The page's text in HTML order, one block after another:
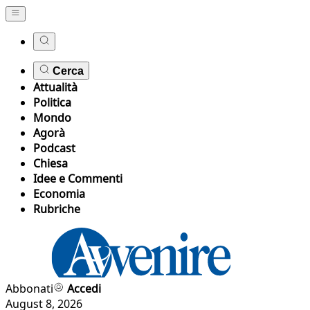
Cerca
Attualità
Politica
Mondo
Agorà
Podcast
Chiesa
Idee e Commenti
Economia
Rubriche
Abbonati
Accedi
August 8, 2026